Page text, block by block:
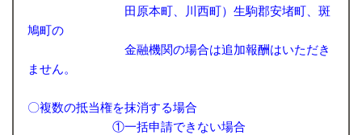
田原本町、川西町）生駒郡安堵町、斑
鳩町の
金融機関の場合は追加報酬はいただき
ません。
〇複数の抵当権を抹消する場合
①一括申請できない場合